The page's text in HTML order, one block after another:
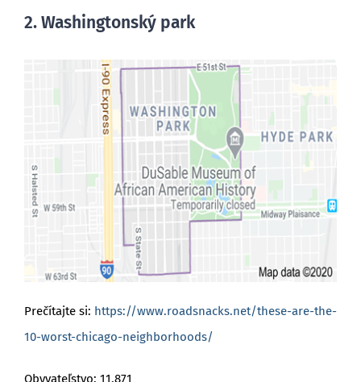
2. Washingtonský park
Prečítajte si: https://www.roadsnacks.net/these-are-the-
10-worst-chicago-neighborhoods/
Obyvateľstvo: 11,871